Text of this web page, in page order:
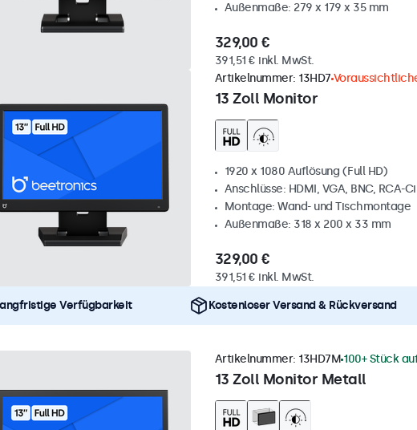
Außenmaße: 279 x 179 x 35 mm
329,00 €
391,51 € inkl. MwSt.
13 Zoll Monitor
Artikelnummer: 13HD7
1920 x 1080 Auflösung (Full HD)
Anschlüsse: HDMI, VGA, BNC, RCA-
Montage: Wand- und Tischmontage
Außenmaße: 318 x 200 x 33 mm
329,00 €
391,51 € inkl. MwSt.
Verfügbarkeit Kostenloser Versand & Rückversand
13 Zoll Monitor Metall
Artikelnummer: 13HD7M 100+ Stück